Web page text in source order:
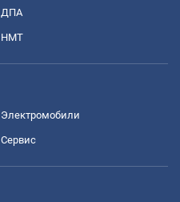
ДПА
НМТ
Электромобили
Сервис